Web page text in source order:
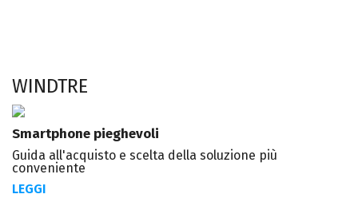
WINDTRE
Smartphone pieghevoli
Guida all'acquisto e scelta della soluzione più
conveniente
LEGGI